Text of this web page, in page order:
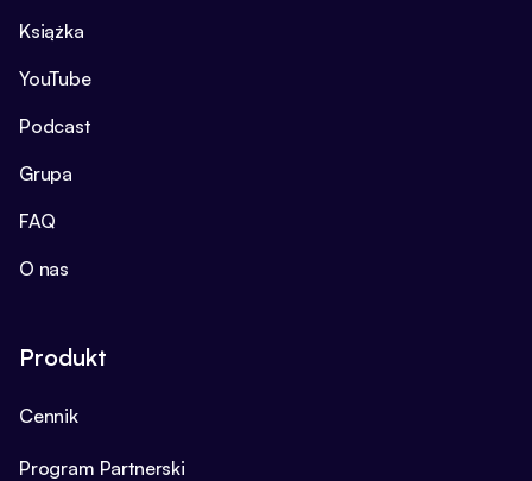
Książka
YouTube
Podcast
Grupa
FAQ
O nas
Produkt
Cennik
Program Partnerski